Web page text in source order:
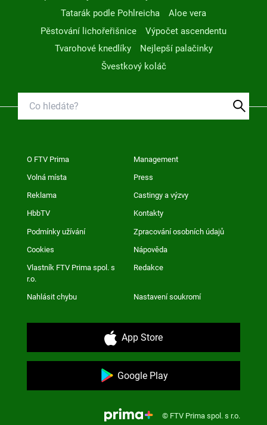
Tatarák podle Pohlreicha
Aloe vera
Pěstování lichořeřišnice
Výpočet ascendentu
Tvarohové knedlíky
Nejlepší palačinky
Švestkový koláč
O FTV Prima Management
Volná místa Press
Reklama Castingy a výzvy
HbbTV Kontakty
Podmínky užívání Zpracování osobních údajů
Cookies Nápověda
Vlastník FTV Prima spol. s
r.o.
Redakce
Nahlásit chybu Nastavení soukromí
App Store
Google Play
© FTV Prima spol. s r.o.